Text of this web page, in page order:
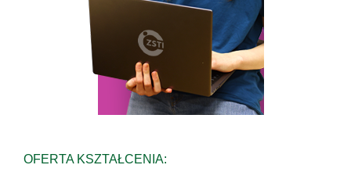
OFERTA KSZTAŁCENIA: